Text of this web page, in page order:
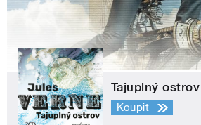
Tajuplný ostrov
Koupit